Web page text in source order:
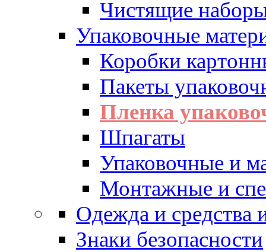
Чистящие
Упаковочные
Коробки
Пакеты
Пленка
Шпагаты
Упаковочные и
Монтажные и
Одежда и средства
Знаки безопасности